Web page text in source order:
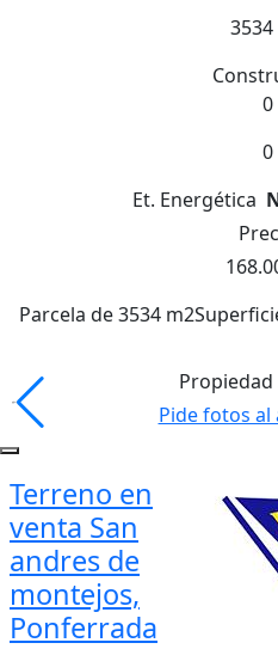
3534
0
0
Et. Energética
Parcela de 3534
Pide fotos
Terreno en
venta San
andres de
montejos,
Ponferrada